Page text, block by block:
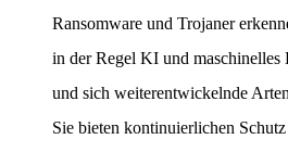
Ransomware und Trojaner
in der Regel KI und maschinelles
und sich weiterentwickelnde
Sie bieten kontinuierlichen